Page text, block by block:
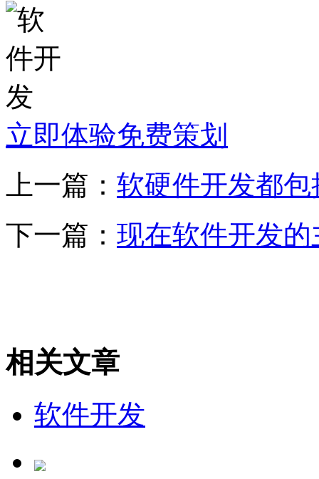
立即体验免费策划
上一篇： 软硬件开发都
下一篇： 现在软件开发
相关文章
软件开发